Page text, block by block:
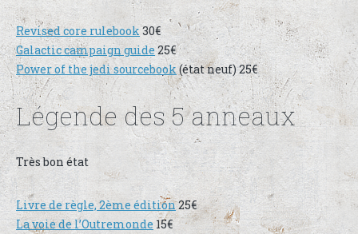
Revised core rulebook30€
Galactic campaign guide 25€
Power of the jedi sourcebook(état neuf) 25€
Légende des 5 anneaux
Très bon état
Livre de règle, 2ème édition25€
La voie de l’Outremonde 15€